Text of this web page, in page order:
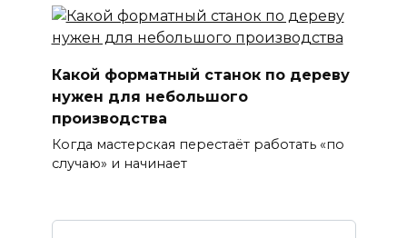
Какой форматный станок по дереву
нужен для небольшого
производства
Когда мастерская перестаёт работать «по
случаю» и начинает